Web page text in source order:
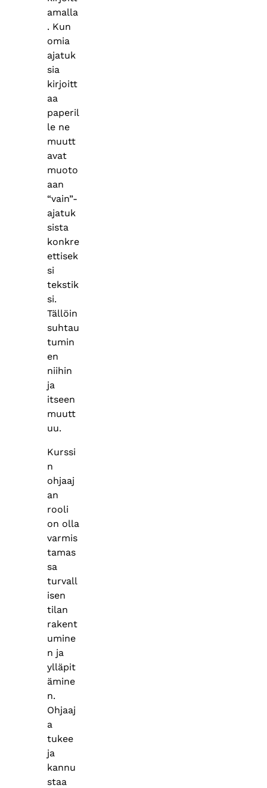
amalla
. Kun
omia
ajatuk
sia
kirjoitt
aa
paperil
le ne
muutt
avat
muoto
aan
“vain”-
ajatuk
sista
konkre
ettisek
si
tekstik
si.
Tällöin
suhtau
tumin
en
niihin
ja
itseen
muutt
uu.
Kurssi
n
ohjaaj
an
rooli
on olla
varmis
tamas
sa
turvall
isen
tilan
rakent
umine
n ja
ylläpit
ämine
n.
Ohjaaj
a
tukee
ja
kannu
staa